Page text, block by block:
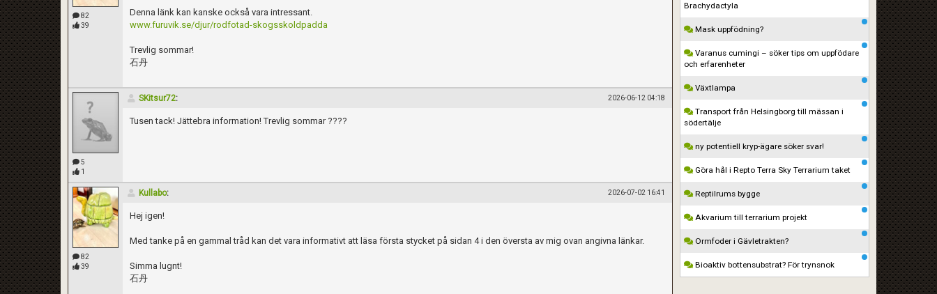
82
39
Denna länk kan kanske också vara intressant.
www.furuvik.se/djur/rodfotad-skogsskoldpadda
Trevlig sommar!
石丹
5
1
SKitsur72: 2026-06-12 04:18
Tusen tack! Jättebra information! Trevlig sommar ????
82
39
Kullabo: 2026-07-02 16:41
Hej igen!
Med tanke på en gammal tråd kan det vara informativt att läsa första stycket på sidan 4 i den översta av mig ovan angivna länkar.
Simma lugnt!
石丹
Brachydactyla
Mask uppfödning?
Varanus cumingi – söker tips om uppfödare
och erfarenheter
Växtlampa
Transport från Helsingborg till mässan i
södertälje
ny potentiell kryp-ägare söker svar!
Göra hål i Repto Terra Sky Terrarium taket
Reptilrums bygge
Akvarium till terrarium projekt
Ormfoder i Gävletrakten?
Bioaktiv bottensubstrat? För trynsnok